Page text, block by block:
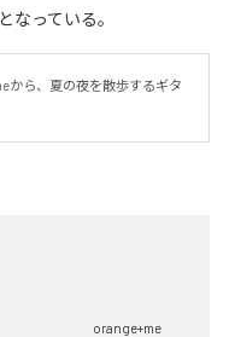
なっている。
から、夏の夜を散歩するギタ
orange+me